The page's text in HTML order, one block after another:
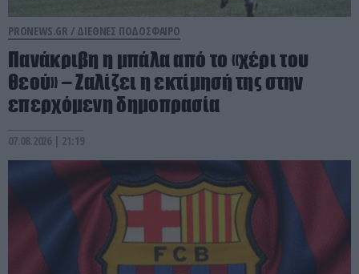
PRONEWS.GR / ΔΙΕΘΝΕΣ ΠΟΔΟΣΦΑΙΡΟ
Πανάκριβη η μπάλα από το «χέρι του
θεού» – Ζαλίζει η εκτίμησή της στην
επερχόμενη δημοπρασία
07.08.2026 | 21:19